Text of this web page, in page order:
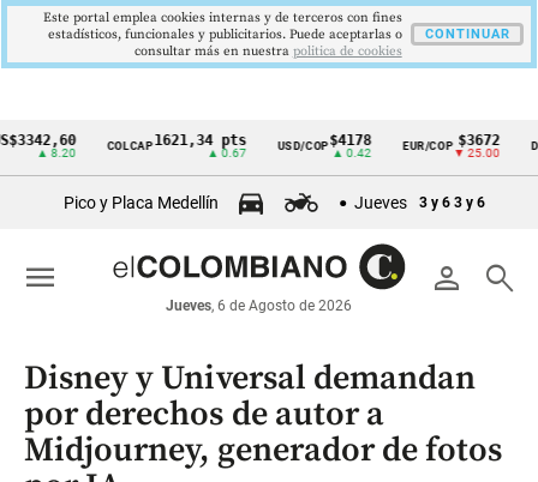
Cintillo
económicos
Colombia
COLCAP1621,34 pts USD/COP$4178
▲ 0.42
EUR/COP $3672
▼ 25.00
Pico y Placa Medellín Jueves 3 y 6 3 y 6
person search
Jueves, 6 de Agosto de 2026
menu
Disney y Universal demandan
por derechos de autor a
Midjourney, generador de fotos
Este portal emplea cookies internas y de terceros con fines
estadísticos, funcionales y publicitarios. Puede aceptarlas o
consultar más en nuestra politica de cookies
CONTINUAR